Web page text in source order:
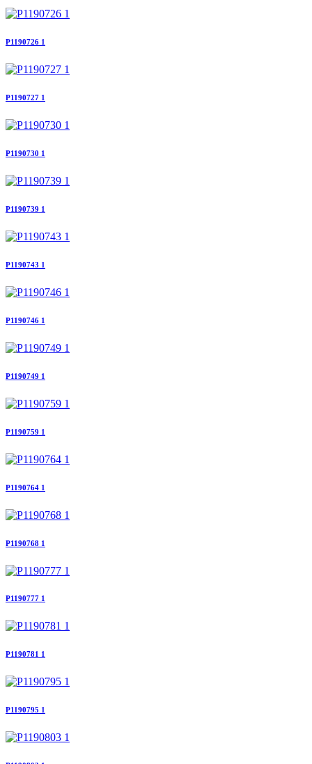
P1190726 1
P1190727 1
P1190730 1
P1190739 1
P1190743 1
P1190746 1
P1190749 1
P1190759 1
P1190764 1
P1190768 1
P1190777 1
P1190781 1
P1190795 1